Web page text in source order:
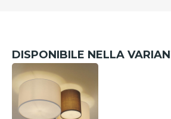
DISPONIBILE NELLA